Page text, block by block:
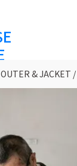
OUTER & JACKET